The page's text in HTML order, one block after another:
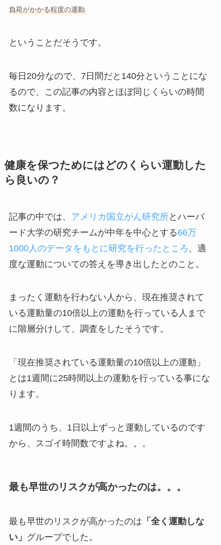
負荷がかかる程度の運動
ということだそうです。
毎日20分なので、7日間だと140分ということにな
るので、この記事の内容とほぼ同じくらいの時間
数になります。
健康を保つためにはどのくらい運動した
ら良いの？
記事の中では、 アメリカ国立がん研究所とハーバ
ード大学の研究チームが中年を中心とする66万
1000人のデータをもとに研究を行ったところ 、適
度な運動についての答えを導き出したとのこと。
まったく運動を行わない人から、現在推奨されて
いる運動量の10倍以上の運動を行っている人まで
に階層分けして、調査をしたそうです。
「現在推奨されている運動量の10倍以上の運動」
とは1週間に25時間以上の運動を行っている事にな
ります。
1週間のうち、1日以上ずっと運動しているのです
から、スゴイ時間数ですよね。。。
最も早世のリスクが高かったのは。。。
最も早世のリスクが高かったのは 「全く運動しな
い」 グループでした。